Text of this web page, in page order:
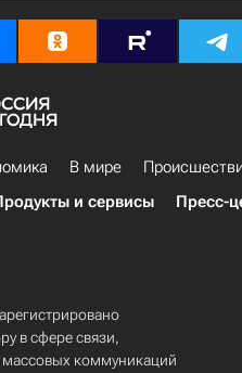
В мире
и сервисы Пресс-
в сфере связи,
коммуникаций